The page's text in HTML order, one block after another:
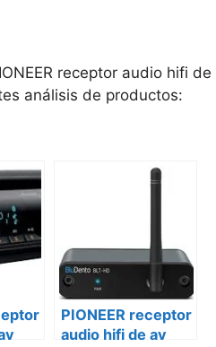
receptor audio hifi
análisis de productos:
PIONEER receptor
audio hifi de av